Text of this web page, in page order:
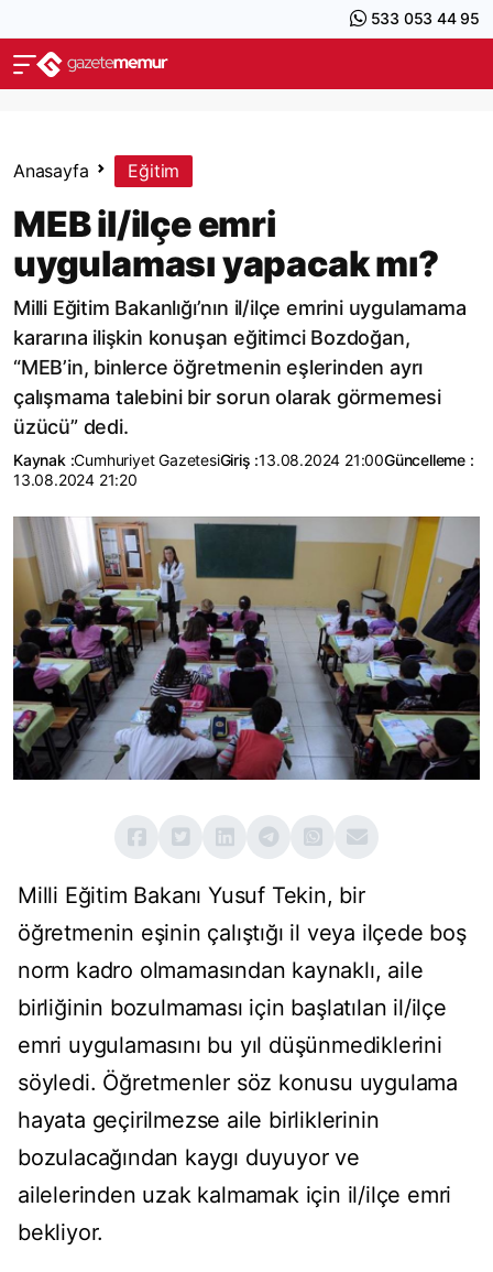
533 053 44 95
Anasayfa Eğitim
MEB il/ilçe emri
uygulaması yapacak mı?
Milli Eğitim Bakanlığı’nın il/ilçe emrini uygulamama
kararına ilişkin konuşan eğitimci Bozdoğan,
“MEB’in, binlerce öğretmenin eşlerinden ayrı
çalışmama talebini bir sorun olarak görmemesi
üzücü” dedi.
Kaynak :Cumhuriyet GazetesiGiriş :13.08.2024 21:00Güncelleme :
13.08.2024 21:20
Milli Eğitim Bakanı Yusuf Tekin, bir
öğretmenin eşinin çalıştığı il veya ilçede boş
norm kadro olmamasından kaynaklı, aile
birliğinin bozulmaması için başlatılan il/ilçe
emri uygulamasını bu yıl düşünmediklerini
söyledi. Öğretmenler söz konusu uygulama
hayata geçirilmezse aile birliklerinin
bozulacağından kaygı duyuyor ve
ailelerinden uzak kalmamak için il/ilçe emri
bekliyor.